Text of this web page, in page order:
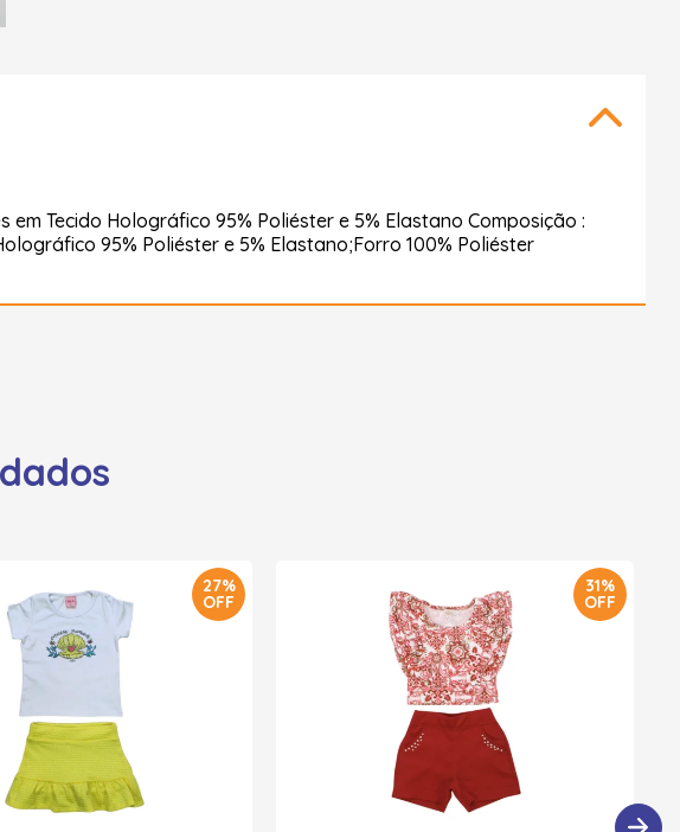
Tecido Holográfico 95% Poliéster e 5% Elastano Composição :
95% Poliéster e 5% Elastano;Forro 100% Poliéster
27%
OFF
31%
OFF